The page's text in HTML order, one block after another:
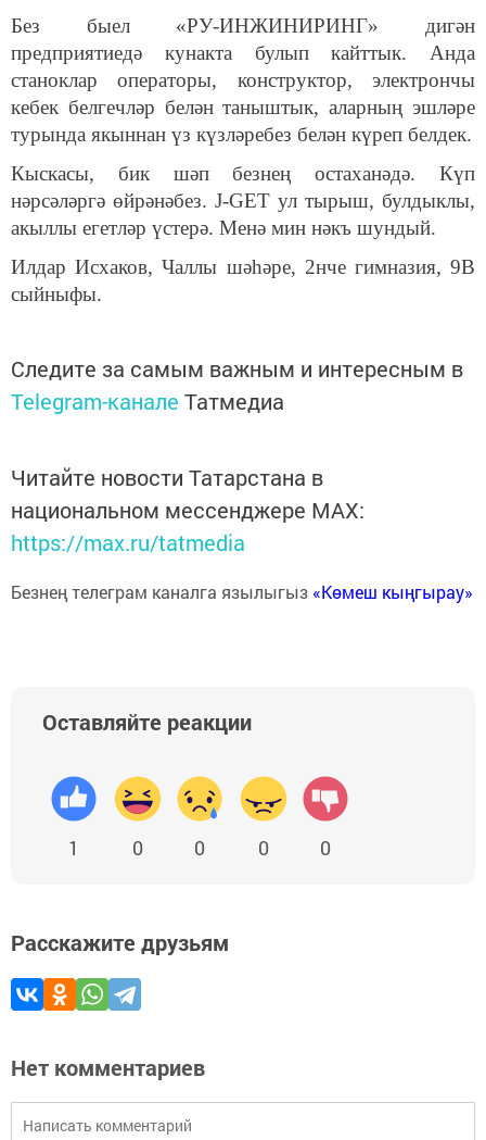
Без быел «РУ-ИНЖИНИРИНГ» дигән
предприятиедә кунакта булып кайттык. Анда
станоклар операторы, конструктор, электрончы
кебек белгечләр белән таныштык, аларның эшләре
турында якыннан үз күзләребез белән күреп белдек.
Кыскасы, бик шәп безнең остаханәдә. Күп
нәрсәләргә өйрәнәбез. J-GET ул тырыш, булдыклы,
акыллы егетләр үстерә. Менә мин нәкъ шундый.
Илдар Исхаков, Чаллы шәһәре, 2нче гимназия, 9В
сыйныфы.
Следите за самым важным и интересным в
Telegram-канале Татмедиа
Читайте новости Татарстана в
национальном мессенджере MАХ:
https://max.ru/tatmedia
Безнең телеграм каналга язылыгыз «Көмеш кыңгырау»
Оставляйте реакции
1 0 0 0 0
Расскажите друзьям
Нет комментариев